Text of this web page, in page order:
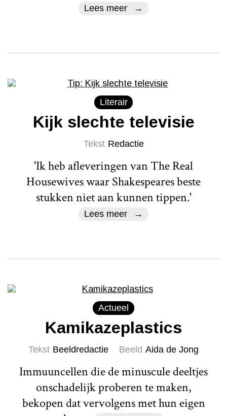
Lees meer
Literair
Kijk slechte televisie
Tekst Redactie
'Ik heb afleveringen van The Real
Housewives waar Shakespeares beste
stukken niet aan kunnen tippen.'
Lees meer
Actueel
Kamikazeplastics
Tekst Beeldredactie Beeld Aida de Jong
Immuuncellen die de minuscule deeltjes
onschadelijk proberen te maken,
bekopen dat vervolgens met hun eigen